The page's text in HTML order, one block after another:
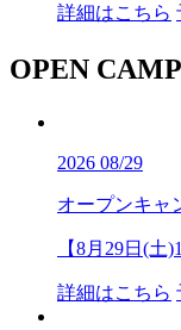
詳細はこちら
OPEN
2026 08/29
オープンキャ
【8月29日(土
詳細はこちら